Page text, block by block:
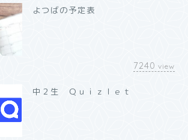
よつばの予定表
7240 view
中２生 Ｑｕｉｚｌｅｔ